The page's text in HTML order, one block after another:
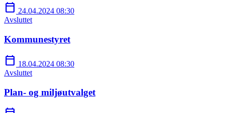
calendar_today 24.04.2024 08:30
Avsluttet
Kommunestyret
calendar_today 18.04.2024 08:30
Avsluttet
Plan- og miljøutvalget